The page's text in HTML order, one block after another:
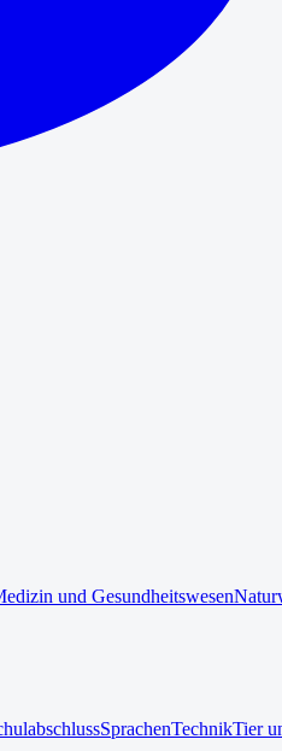
und Gesundheitswesen
SprachenTechnikTier